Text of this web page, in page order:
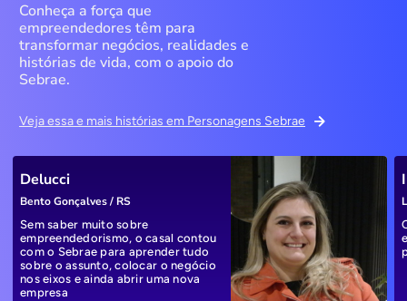
Conheça a força que
empreendedores têm para
transformar negócios, realidades e
histórias de vida, com o apoio do
Sebrae.
Veja essa e mais histórias em Personagens Sebrae
Delucci
Bento Gonçalves / RS
Sem saber muito sobre
empreendedorismo, o casal contou
com o Sebrae para aprender tudo
sobre o assunto, colocar o negócio
nos eixos e ainda abrir uma nova
empresa